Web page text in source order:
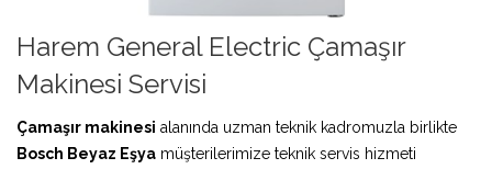
Harem General Electric Çamaşır
Makinesi Servisi
Çamaşır makinesi alanında uzman teknik kadromuzla birlikte
Bosch Beyaz Eşya müşterilerimize teknik servis hizmeti